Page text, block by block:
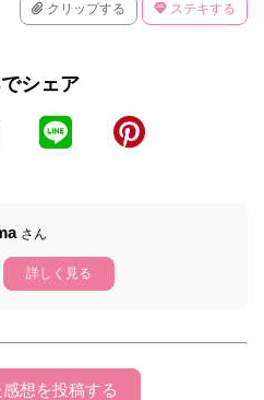
クリップする ステキする
シェア
さん
詳しく見る
想を投稿する